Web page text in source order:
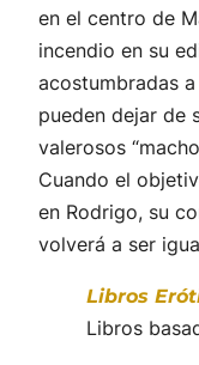
en el centro de
incendio en su
acostumbradas
pueden dejar de
valerosos
Cuando el
en Rodrigo, su
volverá a ser
Libros
Libros